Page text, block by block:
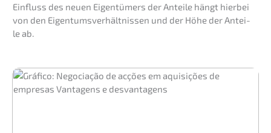
Einfluss des neuen Eigen­tü­mers der Antei­le hängt hierbei
von den Eigen­tums­ver­hält­nis­sen und der Höhe der Antei­
le ab.